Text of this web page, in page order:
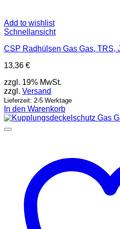
Add to wishlist
Schnellansicht
CSP Radhülsen Gas Gas, TRS,
13,36 €
zzgl. 19% MwSt.
zzgl. Versand
Lieferzeit: 2-5 Werktage
In den Warenkorb